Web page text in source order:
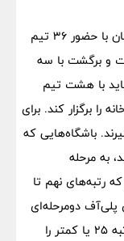
از سال ۲۰۲۵-۲۰۲۴، مرحله گروهی لیگ قهرمانان با حضور ۳۶ تیم
و برگشت با سه
با هشت تیم
را برگزار کند. برای
باشگاه‌هایی که
به مرحله
رتبه‌های نهم تا
پلی‌آف دومرحله‌ای
رقابت خواهند کرد و در نهایت تیم‌هایی که رتبه ۲۵ یا کمتر را